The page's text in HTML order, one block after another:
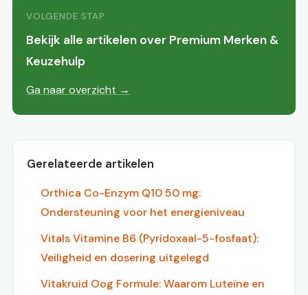
VOLGENDE STAP
Bekijk alle artikelen over Premium Merken &
Keuzehulp
Ga naar overzicht →
Gerelateerde artikelen
Orthica Co-Enzym Q10 50 mg:
Ondersteuning voor het energieniveau
Vitals Vitamine B6 (Pyridoxaal-5-fosfaat):
Veiligheid en dosering uitgelegd
Vitakruid Oog Formule: Waarom Luteïne en